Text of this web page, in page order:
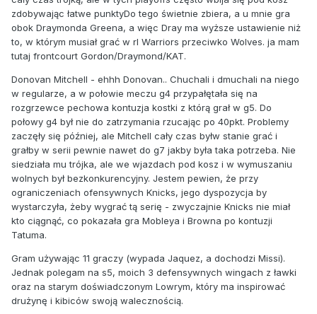
zdobywając łatwe punktyDo tego świetnie zbiera, a u mnie gra
obok Draymonda Greena, a więc Dray ma wyższe ustawienie niż
to, w którym musiał grać w rl Warriors przeciwko Wolves. ja mam
tutaj frontcourt Gordon/Draymond/KAT.
Donovan Mitchell - ehhh Donovan.. Chuchali i dmuchali na niego
w regularze, a w połowie meczu g4 przypałętała się na
rozgrzewce pechowa kontuzja kostki z którą grał w g5. Do
połowy g4 był nie do zatrzymania rzucając po 40pkt. Problemy
zaczęły się później, ale Mitchell cały czas byłw stanie grać i
grałby w serii pewnie nawet do g7 jakby była taka potrzeba. Nie
siedziała mu trójka, ale we wjazdach pod kosz i w wymuszaniu
wolnych był bezkonkurencyjny. Jestem pewien, że przy
ograniczeniach ofensywnych Knicks, jego dyspozycja by
wystarczyła, żeby wygrać tą serię - zwyczajnie Knicks nie miał
kto ciągnąć, co pokazała gra Mobleya i Browna po kontuzji
Tatuma.
Gram używając 11 graczy (wypada Jaquez, a dochodzi Missi).
Jednak polegam na s5, moich 3 defensywnych wingach z ławki
oraz na starym doświadczonym Lowrym, który ma inspirować
drużynę i kibiców swoją walecznością.